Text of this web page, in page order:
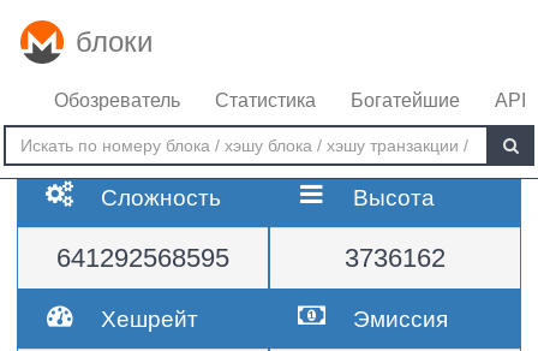
блоки
Обозреватель Статистика Богатейшие API
Сложность
641292568595
Высота
3736162
Хешрейт Эмиссия